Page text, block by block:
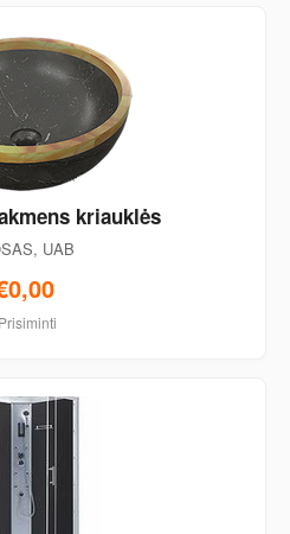
kriauklės
UAB
Prisiminti